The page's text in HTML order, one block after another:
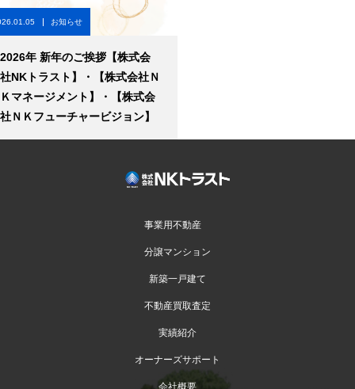
お知らせ
2026年 新年のご挨拶【株式会
社NKトラスト】・【株式会社Ｎ
Ｋマネージメント】・【株式会
社ＮＫフューチャービジョン】
事業用不動産
分譲マンション
新築一戸建て
不動産買取査定
実績紹介
オーナーズサポート
会社概要